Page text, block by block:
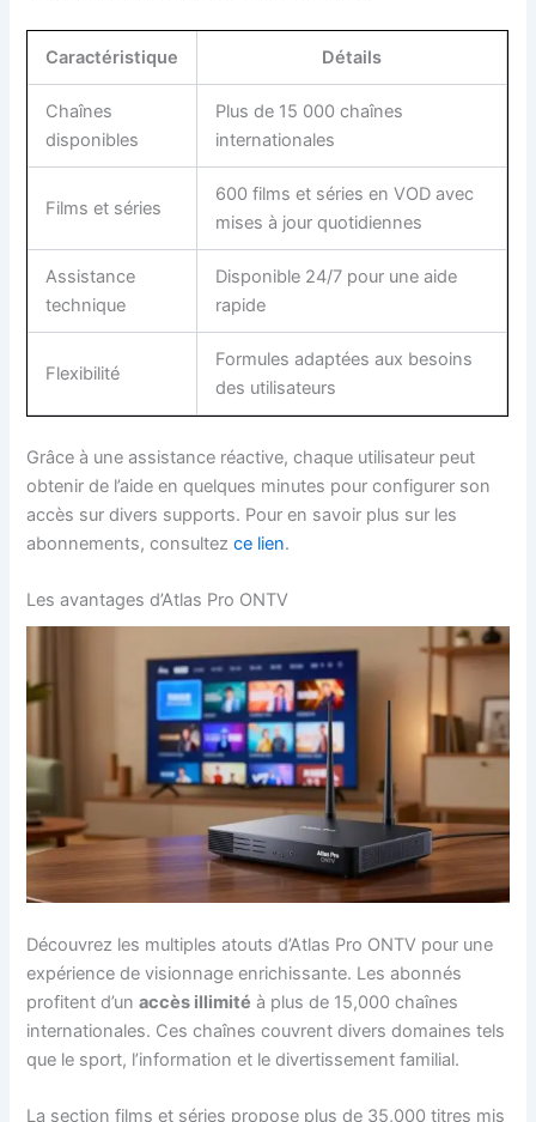
Caractéristique Détails
Chaînes
disponibles
Plus de 15 000 chaînes
internationales
Films et séries
600 films et séries en VOD avec
mises à jour quotidiennes
Assistance
technique
Disponible 24/7 pour une aide
rapide
Flexibilité
Formules adaptées aux besoins
des utilisateurs
Grâce à une assistance réactive, chaque utilisateur peut
obtenir de l’aide en quelques minutes pour configurer son
accès sur divers supports. Pour en savoir plus sur les
abonnements, consultezce lien.
Les avantages d’Atlas Pro ONTV
Découvrez les multiples atouts d’Atlas Pro ONTV pour une
expérience de visionnage enrichissante. Les abonnés
profitent d’unaccès illimité à plus de 15,000 chaînes
internationales. Ces chaînes couvrent divers domaines tels
que le sport, l’information et le divertissement familial.
La section films et séries propose plus de 35,000 titres mis